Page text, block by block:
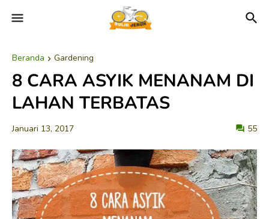
Beranda Gardening
8 CARA ASYIK MENANAM DI
LAHAN TERBATAS
Januari 13, 2017 55